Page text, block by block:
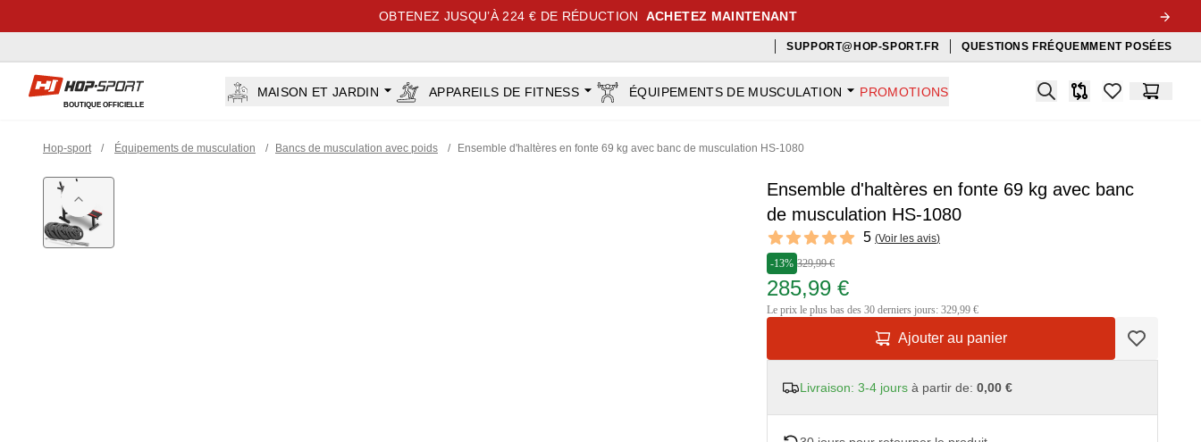
OBTENEZ JUSQU’À 224 € DE RÉDUCTION ACHETEZ MAINTENANT
SUPPORT@HOP-SPORT.FR QUESTIONS FRÉQUEMMENT POSÉES
Hop-sport.fr
BOUTIQUE OFFICIELLE
MAISON ET JARDIN APPAREILS DE FITNESS ÉQUIPEMENTS DE MUSCULATION PROMOTIONS Search
Comparaison
items inPanier
Hop-sport / Équipements de musculation / Bancs de musculation avec poids / Ensemble d'haltères en fonte 69 kg avec banc de musculation HS-1080
Ensemble d'haltères en fonte 69 kg avec banc
de musculation HS-1080
Reviews
5 out of 5 stars 5 (Voir les avis)
-13% 329,99 €
285,99 €
Le prix le plus bas des 30 derniers jours: 329,99 €
Ajouter au panier
Livraison: 3-4 jours à partir de: 0,00 €